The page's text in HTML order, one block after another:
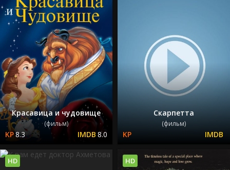
Красавица и чудовище
(фильм)
8.3 8.0
Скарпетта
(фильм)
HD HD